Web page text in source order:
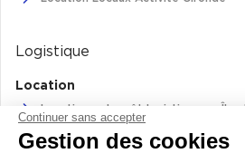
Logistique
Location
Location entrepôt logistique en Île-
Location entrepôt logistique Pas-de-
Continuer sans accepter
Gestion des cookies